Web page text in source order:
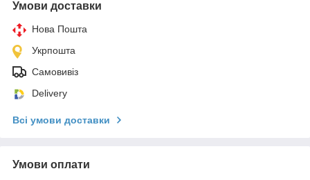
Умови доставки
Нова Пошта
Укрпошта
Самовивіз
Delivery
Всі умови доставки
Умови оплати